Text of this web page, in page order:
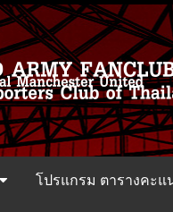
โปรแกรม ตารางคะ